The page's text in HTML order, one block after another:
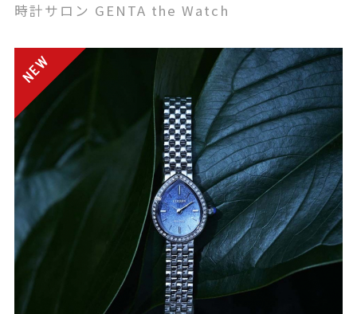
時計サロン GENTA the Watch